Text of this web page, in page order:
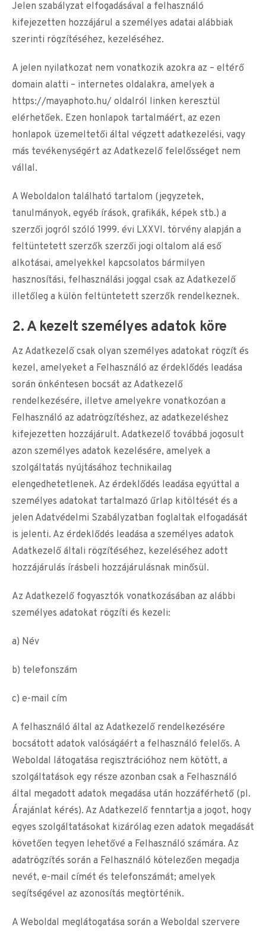
Jelen szabályzat elfogadásával a felhasználó
kifejezetten hozzájárul a személyes adatai alábbiak
szerinti rögzítéséhez, kezeléséhez.
A jelen nyilatkozat nem vonatkozik azokra az – eltérő
domain alatti – internetes oldalakra, amelyek a
https://mayaphoto.hu/ oldalról linken keresztül
elérhetőek. Ezen honlapok tartalmáért, az ezen
honlapok üzemeltetői által végzett adatkezelési, vagy
más tevékenységért az Adatkezelő felelősséget nem
vállal.
A Weboldalon található tartalom (jegyzetek,
tanulmányok, egyéb írások, grafikák, képek stb.) a
szerzői jogról szóló 1999. évi LXXVI. törvény alapján a
feltüntetett szerzők szerzői jogi oltalom alá eső
alkotásai, amelyekkel kapcsolatos bármilyen
hasznosítási, felhasználási joggal csak az Adatkezelő
illetőleg a külön feltüntetett szerzők rendelkeznek.
2. A kezelt személyes adatok köre
Az Adatkezelő csak olyan személyes adatokat rögzít és
kezel, amelyeket a Felhasználó az érdeklődés leadása
során önkéntesen bocsát az Adatkezelő
rendelkezésére, illetve amelyekre vonatkozóan a
Felhasználó az adatrögzítéshez, az adatkezeléshez
kifejezetten hozzájárult. Adatkezelő továbbá jogosult
azon személyes adatok kezelésére, amelyek a
szolgáltatás nyújtásához technikailag
elengedhetetlenek. Az érdeklődés leadása egyúttal a
személyes adatokat tartalmazó űrlap kitöltését és a
jelen Adatvédelmi Szabályzatban foglaltak elfogadását
is jelenti. Az érdeklődés leadása a személyes adatok
Adatkezelő általi rögzítéséhez, kezeléséhez adott
hozzájárulás írásbeli hozzájárulásnak minősül.
Az Adatkezelő fogyasztók vonatkozásában az alábbi
személyes adatokat rögzíti és kezeli:
a) Név
b) telefonszám
c) e-mail cím
A felhasználó által az Adatkezelő rendelkezésére
bocsátott adatok valóságáért a felhasználó felelős. A
Weboldal látogatása regisztrációhoz nem kötött, a
szolgáltatások egy része azonban csak a Felhasználó
által megadott adatok megadása után hozzáférhető (pl.
Árajánlat kérés). Az Adatkezelő fenntartja a jogot, hogy
egyes szolgáltatásokat kizárólag ezen adatok megadását
követően tegyen lehetővé a Felhasználó számára. Az
adatrögzítés során a Felhasználó kötelezően megadja
nevét, e-mail címét és telefonszámát; amelyek
segítségével az azonosítás megtörténik.
A Weboldal meglátogatása során a Weboldal szervere